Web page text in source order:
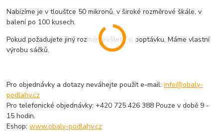
Nabízíme je v tloušťce 50 mikronů, v široké rozměrové škále, v
balení po 100 kusech.
Pokud požadujete jiný rozměr, pošlete si poptávku. Máme vlastní
výrobu sáčků.
Pro objednávky a dotazy neváhejte použít e-mail:info@obaly-
podlahy.cz
Pro telefonické objednávky: +420 725 426 388 Pouze v době 9 -
15 hodin.
Eshop:www.obaly-podlahy.cz